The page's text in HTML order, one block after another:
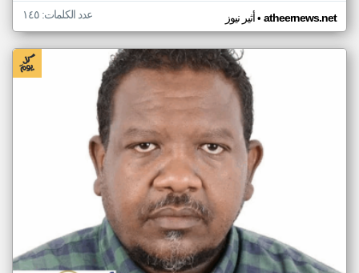
أثير نيوز• atheernews.net عدد الكلمات: ١٤٥